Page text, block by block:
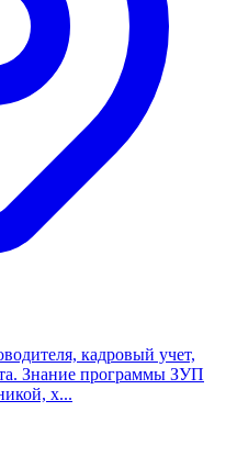
кадровый учет,
Знание программы ЗУП
х...